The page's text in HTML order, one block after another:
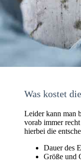
Was kostet
Leider kann man
vorab immer
hierbei die
Dauer des
Größe und